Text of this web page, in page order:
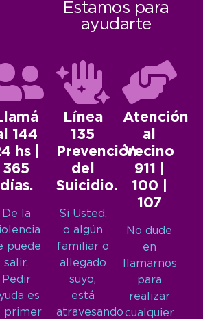
Estamos para
ayudarte
144
hs |
365
días.
De la
puede
salir.
Pedir
es
primer
Línea
135
Prevención
del
Suicidio.
Si Usted,
o algún
familiar o
allegado
suyo,
está
atravesando
Atención
al
Vecino
911 |
100 |
107
No dude
en
llamarnos
para
realizar
cualquier